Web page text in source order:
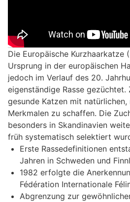
Die Europäische Kurzhaarkatze
Ursprung in der europäischen
jedoch im Verlauf des 20.
eigenständige Rasse gezüchtet.
gesunde Katzen mit
Merkmalen zu schaffen. Die
besonders in Skandinavien
früh systematisch selektiert
Erste Rassedefinitionen
Jahren in Schweden und
1982 erfolgte die
Fédération Internationale
Abgrenzung zur